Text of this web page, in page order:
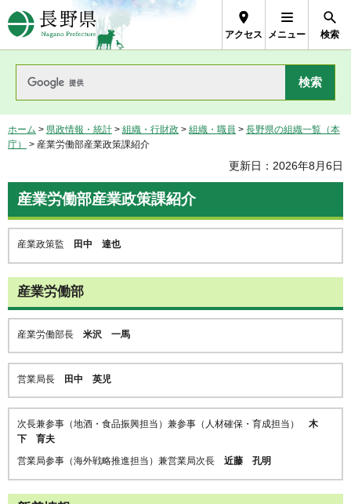
長野県Nagano Prefecture
アクセス メニュー 検索
ホーム > 県政情報・統計 > 組織・行財政 > 組織・職員 > 長野県の組織一覧（本
庁）
> 産業労働部産業政策課紹介
更新日：2026年8月6日
産業労働部産業政策課紹介
産業政策監 田中 達也
産業労働部
産業労働部長 米沢 一馬
営業局長 田中 英児
次長兼参事（地酒・食品振興担当）兼参事（人材確保・育成担当） 木
下 育夫
営業局参事（海外戦略推進担当）兼営業局次長 近藤 孔明